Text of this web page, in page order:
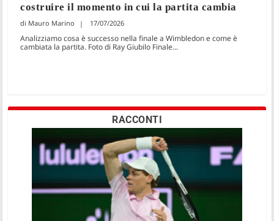
costruire il momento in cui la partita cambia
Mauro Marino 17/07/2026
Analizziamo cosa è successo nella finale a Wimbledon e come è
cambiata la partita. Foto di Ray Giubilo Finale...
RACCONTI